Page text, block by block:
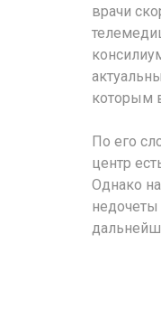
врачи
которым
По его
центр
Однако
недочеты